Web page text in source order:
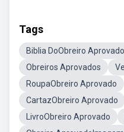
Tags
Biblia DoObreiro Aprovado
Obreiros Aprovados
RoupaObreiro Aprovado
CartazObreiro Aprovado
LivroObreiro Aprovado